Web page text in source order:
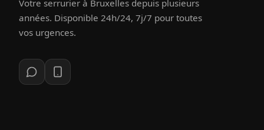
Votre serrurier à Bruxelles depuis plusieurs
années. Disponible 24h/24, 7j/7 pour toutes
vos urgences.